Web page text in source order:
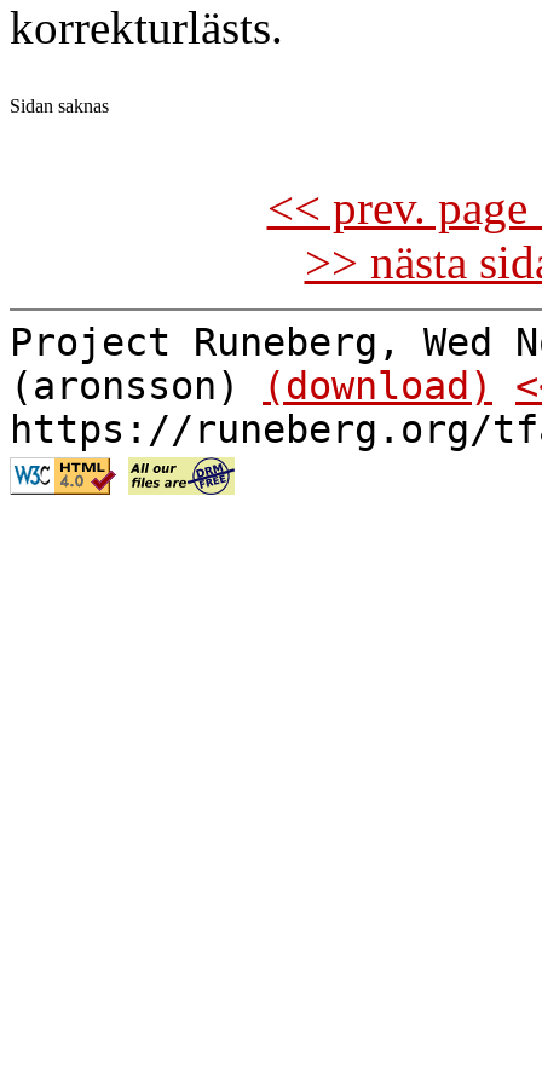
korrekturlästs.
Sidan saknas
<< prev.
>> nästa
Project Runeberg, Wed
(aronsson)
(download)
https://runeberg.org/